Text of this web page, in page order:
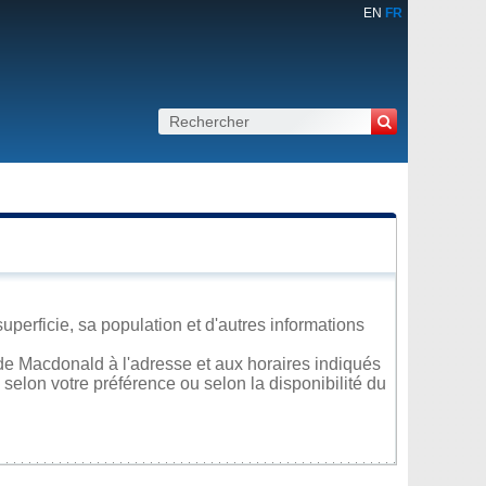
EN FR
sa population et d'autres informations
Macdonald à l'adresse et aux horaires indiqués
votre préférence ou selon la disponibilité du